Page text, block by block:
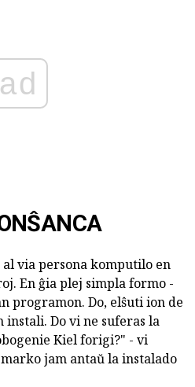
ad
via persona komputilo en
En ĝia plej simpla formo -
programon. Do, elŝuti ion de
Do vi ne suferas la
Kiel forigi?" - vi
jam antaŭ la instalado